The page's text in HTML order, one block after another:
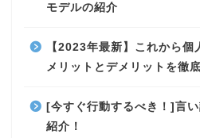
モデルの紹介
【2023年最新】これから
メリットとデメリットを徹
[今すぐ行動するべき！]言
紹介！